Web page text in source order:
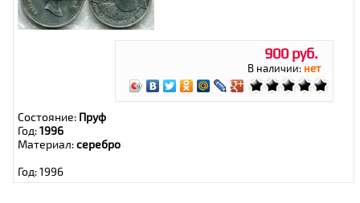
900 руб.
В наличии: нет
Состояние: Пруф
Год:1996
Материал:серебро
Год: 1996